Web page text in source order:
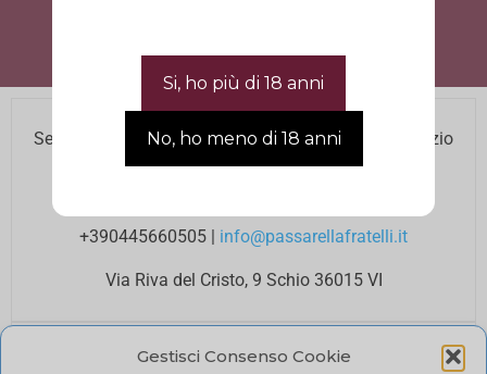
Gestisci Consenso Cookie
Se hai bisogno di assistenza contatta il nostro Servizio
Clienti agli orari di ufficio.
+390445660505 | info@passarellafratelli.it
Via Riva del Cristo, 9 Schio 36015 VI
I tuoi pagamenti online sono protetti e accettiamo il